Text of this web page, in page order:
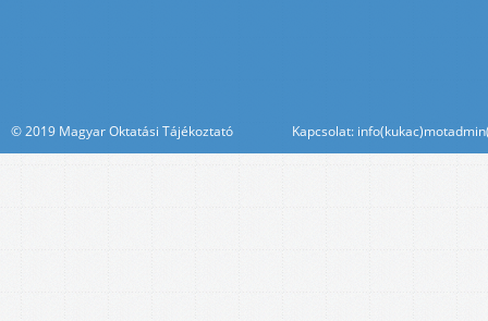
© 2019 Magyar Oktatási Tájékoztató Kapcsolat: